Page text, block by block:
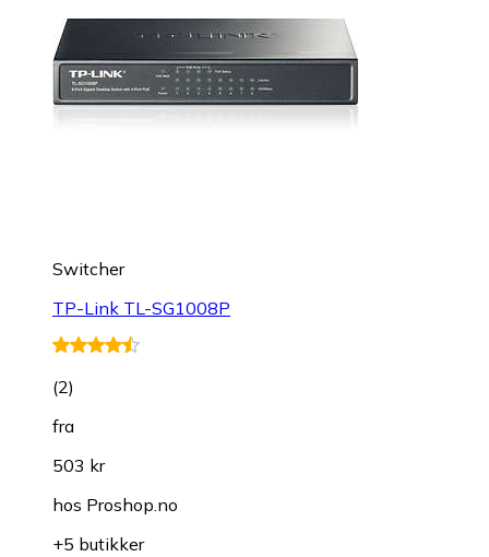
Switcher
TP-Link TL-SG1008P
(2)
fra
503 kr
hos Proshop.no
+5 butikker